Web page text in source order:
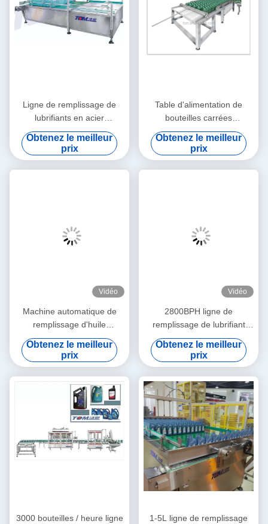
Ligne de remplissage de
lubrifiants en acier
inoxydable 5-10L
Obtenez le meilleur
prix
Table d'alimentation de
bouteilles carrées
entièrement automatique
pour 1-5L
Obtenez le meilleur
prix
Vidéo
Machine automatique de
remplissage d'huile
lubrifiante de 60 à 200 kg 20
barils / heure
Obtenez le meilleur
prix
Vidéo
2800BPH ligne de
remplissage de lubrifiant
PLC contrôlée pesée
machine de remplissage 1-
5L
Obtenez le meilleur
prix
3000 bouteilles / heure ligne
1-5L ligne de remplissage